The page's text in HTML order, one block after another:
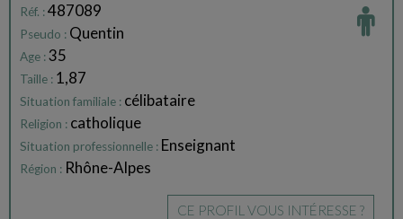
Réf. :487089
Pseudo : Quentin
Age :35
Taille : 1,87
Situation familiale : célibataire
Religion : catholique
Situation professionnelle : Enseignant
Région : Rhône-Alpes
CE PROFIL VOUS INTÉRESSE ?